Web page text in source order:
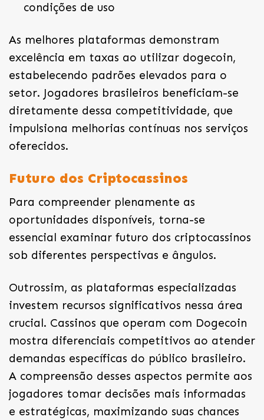
condições de uso
As melhores plataformas demonstram
excelência em taxas ao utilizar dogecoin,
estabelecendo padrões elevados para o
setor. Jogadores brasileiros beneficiam-se
diretamente dessa competitividade, que
impulsiona melhorias contínuas nos serviços
oferecidos.
Futuro dos Criptocassinos
Para compreender plenamente as
oportunidades disponíveis, torna-se
essencial examinar futuro dos criptocassinos
sob diferentes perspectivas e ângulos.
Outrossim, as plataformas especializadas
investem recursos significativos nessa área
crucial. Cassinos que operam com Dogecoin
mostra diferenciais competitivos ao atender
demandas específicas do público brasileiro.
A compreensão desses aspectos permite aos
jogadores tomar decisões mais informadas
e estratégicas, maximizando suas chances